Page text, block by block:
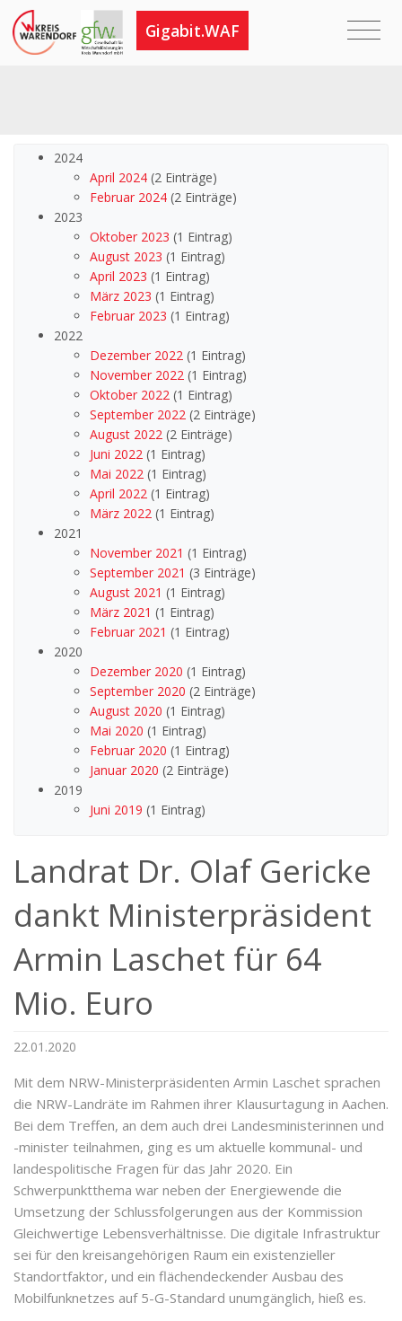
Gigabit.WAF
2024
April 2024(2 Einträge)
Februar 2024(2 Einträge)
2023
Oktober 2023 (1 Eintrag)
August 2023 (1 Eintrag)
April 2023 (1 Eintrag)
März 2023 (1 Eintrag)
Februar 2023 (1 Eintrag)
2022
Dezember 2022 (1 Eintrag)
November 2022 (1 Eintrag)
Oktober 2022 (1 Eintrag)
September 2022 (2 Einträge)
August 2022 (2 Einträge)
Juni 2022 (1 Eintrag)
Mai 2022 (1 Eintrag)
April 2022 (1 Eintrag)
März 2022 (1 Eintrag)
2021
November 2021 (1 Eintrag)
September 2021 (3 Einträge)
August 2021 (1 Eintrag)
März 2021 (1 Eintrag)
Februar 2021 (1 Eintrag)
2020
Dezember 2020 (1 Eintrag)
September 2020 (2 Einträge)
August 2020 (1 Eintrag)
Mai 2020 (1 Eintrag)
Februar 2020 (1 Eintrag)
Januar 2020 (2 Einträge)
2019
Juni 2019 (1 Eintrag)
Landrat Dr. Olaf Gericke
dankt Ministerpräsident
Armin Laschet für 64
Mio. Euro
22.01.2020
Mit dem NRW-Ministerpräsidenten Armin Laschet sprachen
die NRW-Landräte im Rahmen ihrer Klausurtagung in Aachen.
Bei dem Treffen, an dem auch drei Landesministerinnen und
-minister teilnahmen, ging es um aktuelle kommunal- und
landespolitische Fragen für das Jahr 2020. Ein
Schwerpunktthema war neben der Energiewende die
Umsetzung der Schlussfolgerungen aus der Kommission
Gleichwertige Lebensverhältnisse. Die digitale Infrastruktur
sei für den kreisangehörigen Raum ein existenzieller
Standortfaktor, und ein flächendeckender Ausbau des
Mobilfunknetzes auf 5-G-Standard unumgänglich, hieß es.